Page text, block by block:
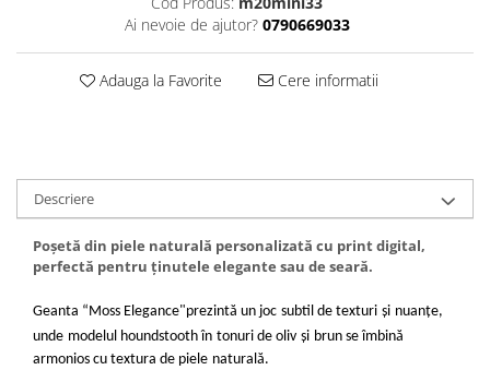
Ai nevoie de ajutor? 0790669033
Adauga la Favorite Cere informatii
Descriere
Poșetă din piele naturală personalizată cu print digital,
perfectă pentru ținutele elegante sau de seară.
Geanta “Moss Elegance"prezintă un joc subtil de texturi și nuanțe,
unde modelul houndstooth în tonuri de oliv și brun se îmbină
armonios cu textura de piele naturală.